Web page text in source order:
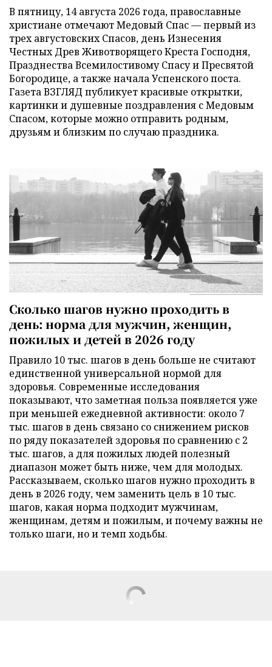
В пятницу, 14 августа 2026 года, православные
христиане отмечают Медовый Спас — первый из
трех августовских Спасов, день Изнесения
Честных Древ Животворящего Креста Господня,
Празднества Всемилостивому Спасу и Пресвятой
Богородице, а также начала Успенского поста.
Газета ВЗГЛЯД публикует красивые открытки,
картинки и душевные поздравления с Медовым
Спасом, которые можно отправить родным,
друзьям и близким по случаю праздника.
Сколько шагов нужно проходить в
день: норма для мужчин, женщин,
пожилых и детей в 2026 году
Правило 10 тыс. шагов в день больше не считают
единственной универсальной нормой для
здоровья. Современные исследования
показывают, что заметная польза появляется уже
при меньшей ежедневной активности: около 7
тыс. шагов в день связано со снижением рисков
по ряду показателей здоровья по сравнению с 2
тыс. шагов, а для пожилых людей полезный
диапазон может быть ниже, чем для молодых.
Рассказываем, сколько шагов нужно проходить в
день в 2026 году, чем заменить цель в 10 тыс.
шагов, какая норма подходит мужчинам,
женщинам, детям и пожилым, и почему важны не
только шаги, но и темп ходьбы.